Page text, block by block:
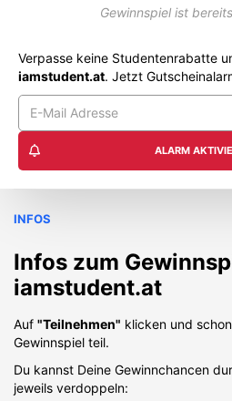
Gewinnspiel ist
Verpasse keine Studentenrabatte
iamstudent.at. Jetzt
ALARM
INFOS
Infos zum
iamstudent.at
Auf "Teilnehmen" klicken und
Gewinnspiel teil.
Du kannst Deine Gewinnchancen
jeweils verdoppeln: